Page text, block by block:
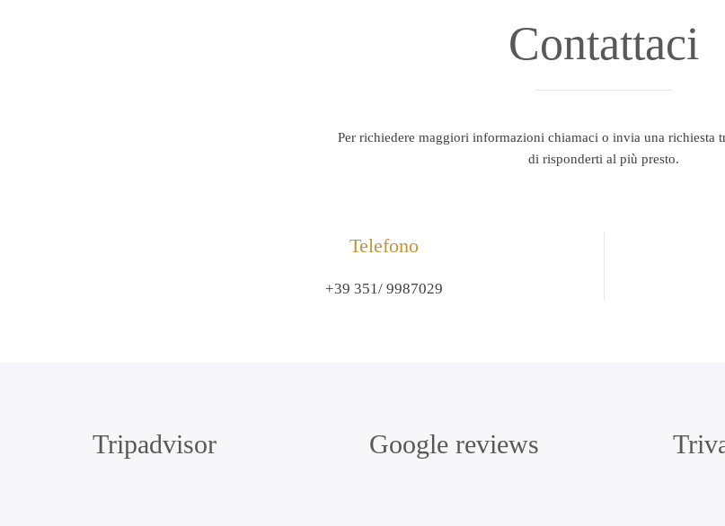
Contattaci
Per richiedere maggiori informazioni chiamaci o invia una richiesta
di risponderti al più presto.
Telefono
+39 351/ 9987029
Tripadvisor Google reviews